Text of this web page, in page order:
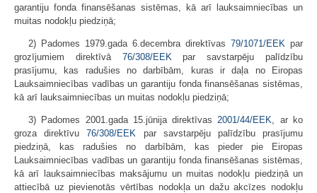
garantiju fonda finansēšanas sistēmas, kā arī lauksaimniecības un
muitas nodokļu piedziņā;
2) Padomes 1979.gada 6.decembra direktīvas 79/1071/EEK par
grozīju­miem direktīvā 76/308/EEK par savstarpēju palīdzību
prasījumu, kas radušies no darbībām, kuras ir daļa no Eiropas
Lauksaimniecības vadības un garantiju fonda finansēšanas sistēmas,
kā arī lauksaimniecības un muitas nodokļu piedziņā;
3) Padomes 2001.gada 15.jūnija direktīvas 2001/44/EEK , ar ko
groza direktīvu76/308/EEK par savstarpēju palīdzību prasījumu
piedziņā, kas radušies no darbībām, kas pieder pie Eiropas
Lauksaimniecības vadības un garantiju fonda finansēšanas sistēmas,
kā arī lauksaimniecības maksājumu un muitas nodokļu piedziņā un
attiecībā uz pievienotās vērtības nodokļa un dažu akcīzes nodokļu